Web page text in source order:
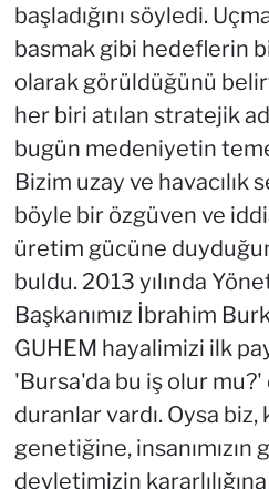
başladığını söyledi.
basmak gibi hedeflerin
olarak görüldüğünü
her biri atılan stratejik
bugün medeniyetin
Bizim uzay ve havacılık
böyle bir özgüven ve
üretim gücüne
buldu. 2013 yılında
Başkanımız İbrahim
GUHEM hayalimizi ilk
'Bursa'da bu iş olur
duranlar vardı. Oysa
genetiğine,
devletimizin